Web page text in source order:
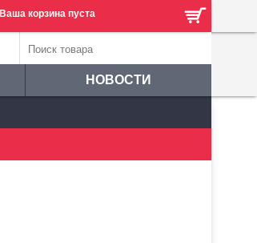
Ваша корзина пуста
НОВОСТИ